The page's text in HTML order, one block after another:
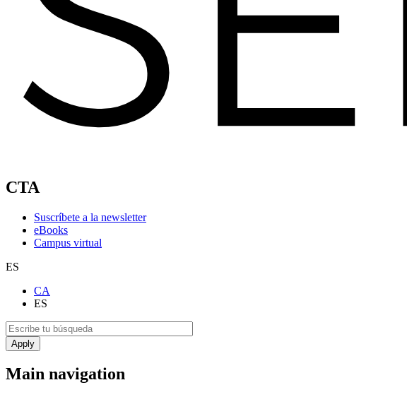
CTA
Suscríbete a la newsletter
eBooks
Campus virtual
ES
CA
ES
Main navigation